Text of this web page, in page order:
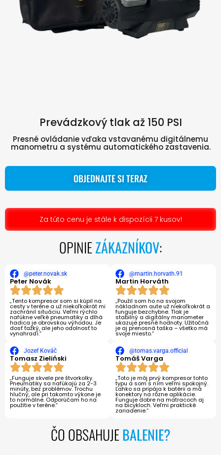
Prevádzkový tlak až 150 PSI
Presné ovládanie vďaka vstavanému digitálnemu
manometru a systému automatického zastavenia.
OBJEDNAJTE SI TERAZ
Za túto cenu je stále k dispozícii 7 kusov!
OPINIEZÁKAZNÍKOV:
@peter.novak.sk
Peter Novák
„Tento kompresor som si kúpil na
cesty v teréne a už niekoľkokrát mi
zachránil situáciu. Veľmi rýchlo
nafúkne veľké pneumatiky a dlhá
hadica je obrovskou výhodou. Je
dosť ťažký, ale jeho odolnosť to
vynahradí.“
@martin.horvath.91
Martin Horváth
„Použil som ho na svojom
nákladnom aute už niekoľkokrát a
funguje bezchybne. Tlak je
stabilný a digitálny manometer
ukazuje presné hodnoty. Užitočná
je aj prenosná taška – všetko má
svoje miesto.“
Jozef Kováč
Tomasz Zieliński
„Funguje skvele pre štvorkolky.
Pneumatiky sa nafúkajú za 2-3
minúty, bez problémov. Trochu
hlučný, ale pri takomto výkone je
to normálne. Odporúčam ho na
použitie v teréne.“
@tomas.varga.official
Tomáš Varga
„Toto je môj prvý kompresor tohto
typu a som s ním veľmi spokojný.
Ľahko sa pripája k batérii a má
konektory na rôzne aplikácie.
Funguje dobre na matracoch aj
na bicykloch. Veľmi praktické
zariadenie.“
ČO OBSAHUJEBALENIE?